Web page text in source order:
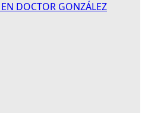
DOCTOR GONZÁLEZ